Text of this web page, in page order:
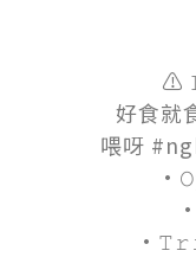
⚠️
好食就
喂呀